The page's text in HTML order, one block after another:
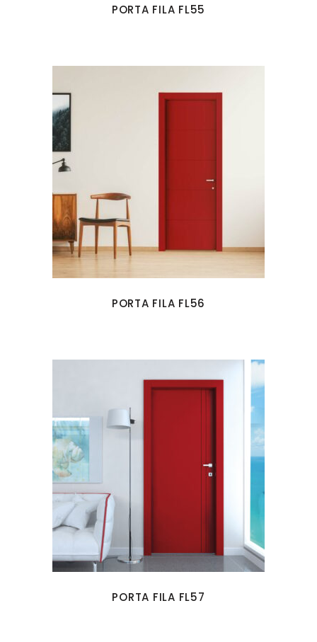
PORTA FILA FL55
PORTA FILA FL56
PORTA FILA FL57